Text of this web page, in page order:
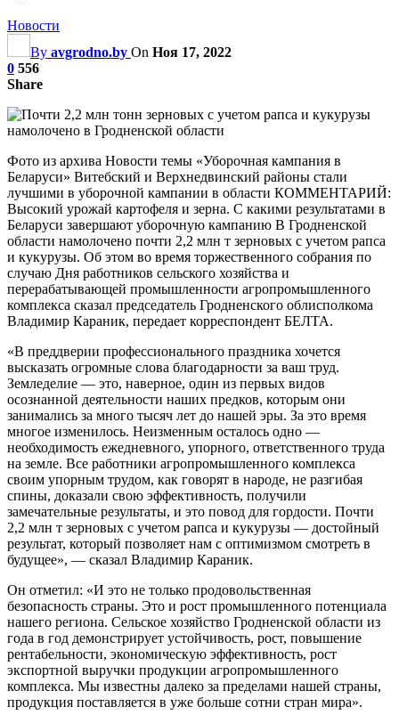
Новости
By avgrodno.by On Ноя 17, 2022
0 556
Share
Фото из архива Новости темы «Уборочная кампания в
Беларуси» Витебский и Верхнедвинский районы стали
лучшими в уборочной кампании в области КОММЕНТАРИЙ:
Высокий урожай картофеля и зерна. С какими результатами в
Беларуси завершают уборочную кампанию В Гродненской
области намолочено почти 2,2 млн т зерновых с учетом рапса
и кукурузы. Об этом во время торжественного собрания по
случаю Дня работников сельского хозяйства и
перерабатывающей промышленности агропромышленного
комплекса сказал председатель Гродненского облисполкома
Владимир Караник, передает корреспондент БЕЛТА.
«В преддверии профессионального праздника хочется
высказать огромные слова благодарности за ваш труд.
Земледелие — это, наверное, один из первых видов
осознанной деятельности наших предков, которым они
занимались за много тысяч лет до нашей эры. За это время
многое изменилось. Неизменным осталось одно —
необходимость ежедневного, упорного, ответственного труда
на земле. Все работники агропромышленного комплекса
своим упорным трудом, как говорят в народе, не разгибая
спины, доказали свою эффективность, получили
замечательные результаты, и это повод для гордости. Почти
2,2 млн т зерновых с учетом рапса и кукурузы — достойный
результат, который позволяет нам с оптимизмом смотреть в
будущее», — сказал Владимир Караник.
Он отметил: «И это не только продовольственная
безопасность страны. Это и рост промышленного потенциала
нашего региона. Сельское хозяйство Гродненской области из
года в год демонстрирует устойчивость, рост, повышение
рентабельности, экономическую эффективность, рост
экспортной выручки продукции агропромышленного
комплекса. Мы известны далеко за пределами нашей страны,
продукция поставляется в уже больше сотни стран мира».